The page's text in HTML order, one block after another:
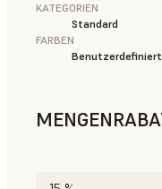
KATEGORIEN
Standard
FARBEN